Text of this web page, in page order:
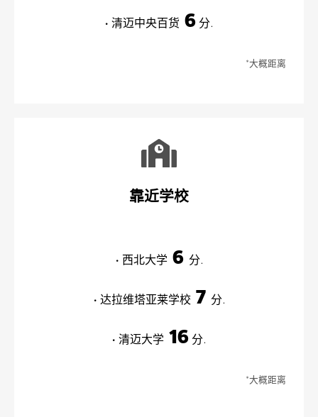
• 清迈中央百货 6 分.
*大概距离
靠近学校
• 西北大学6 分.
• 达拉维塔亚莱学校7 分.
• 清迈大学 16 分.
*大概距离